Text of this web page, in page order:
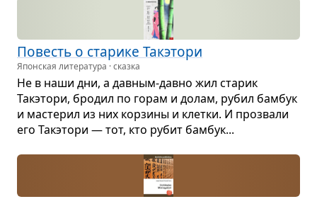
Повесть о ста­рике Такэтори
Японская литература · сказка
Не в наши дни, а дав­ным-давно жил ста­рик
Такэтори, бро­дил по горам и долам, рубил бам­бук
и масте­рил из них кор­зины и клетки. И про­звали
его Такэтори — тот, кто рубит бам­бук...